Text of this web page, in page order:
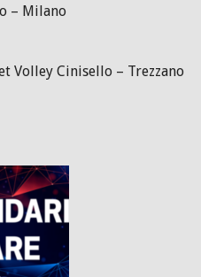
– Milano
Volley Cinisello – Trezzano